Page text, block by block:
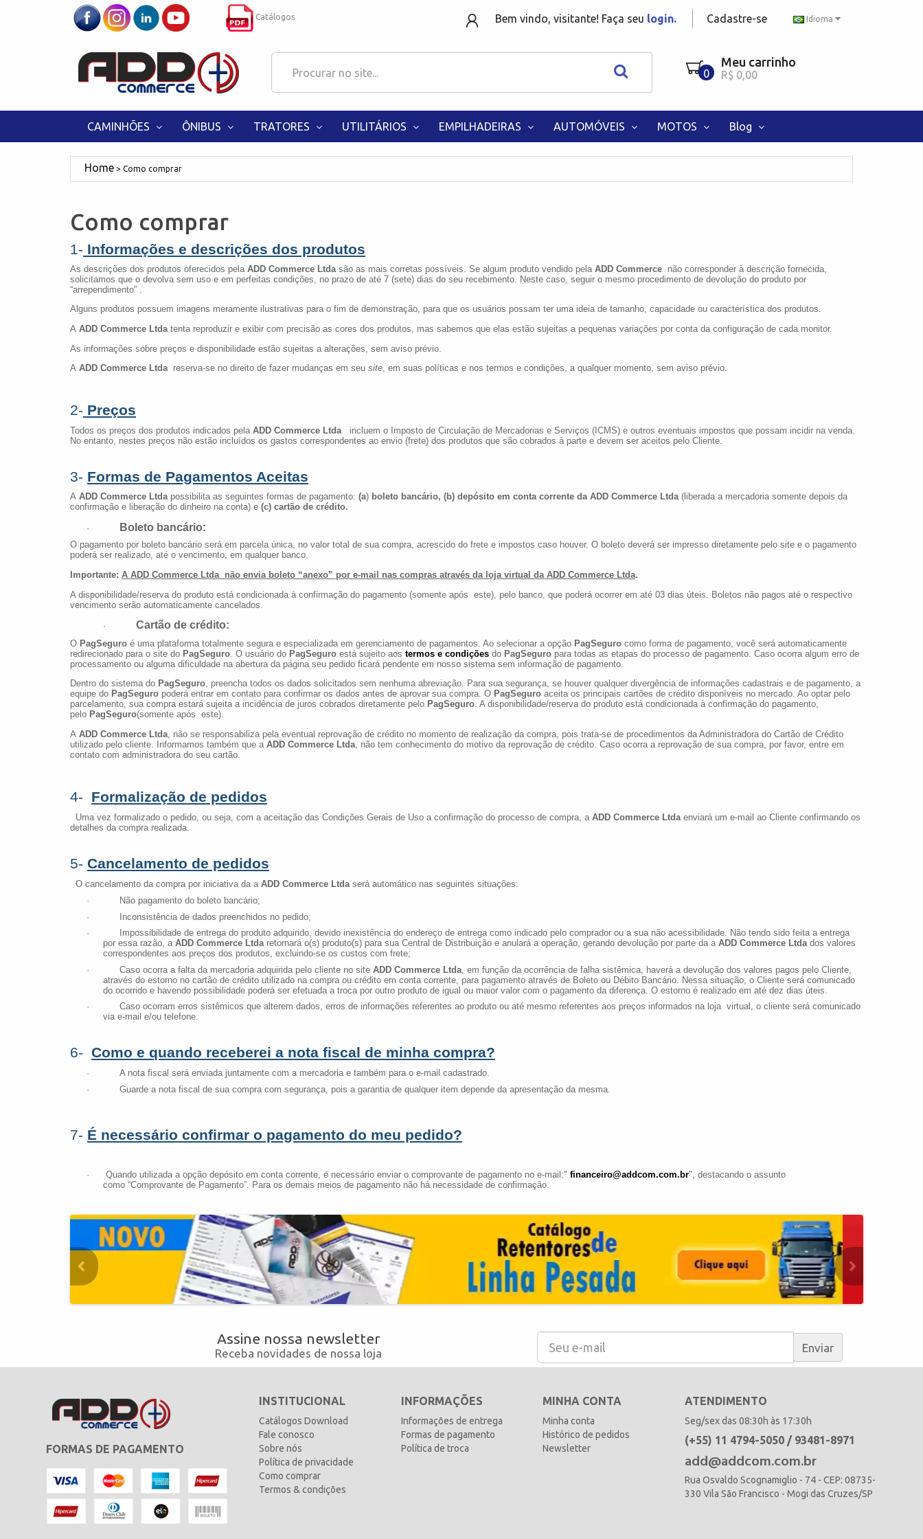
Idioma
Catálogos Bem vindo, visitante! Faça seu login. Cadastre-se
0
Meu carrinho
R$ 0,00
CAMINHÕES ÔNIBUS TRATORES UTILITÁRIOS EMPILHADEIRAS AUTOMÓVEIS MOTOS Blog
Como comprar
Como comprar
1- Informações e descrições dos produtos
As descrições dos produtos oferecidos pela ADD Commerce Ltda são as mais corretas possíveis. Se algum produto vendido pela ADD Commerce não corresponder à descrição fornecida,
solicitamos que o devolva sem uso e em perfeitas condições, no prazo de até 7 (sete) dias do seu recebimento. Neste caso, seguir o mesmo procedimento de devolução do produto por
“arrependimento” .
Alguns produtos possuem imagens meramente ilustrativas para o fim de demonstração, para que os usuários possam ter uma ideia de tamanho, capacidade ou característica dos produtos.
A ADD Commerce Ltda tenta reproduzir e exibir com precisão as cores dos produtos, mas sabemos que elas estão sujeitas a pequenas variações por conta da configuração de cada monitor.
As informações sobre preços e disponibilidade estão sujeitas a alterações, sem aviso prévio.
A ADD Commerce Ltda reserva-se no direito de fazer mudanças em seu site, em suas políticas e nos termos e condições, a qualquer momento, sem aviso prévio.
2- Preços
Todos os preços dos produtos indicados pela ADD Commerce Ltda
incluem o Imposto de Circulação de Mercadorias e Serviços (ICMS) e outros eventuais impostos que possam incidir na venda.
No entanto, nestes preços não estão incluídos os gastos correspondentes ao envio (frete) dos produtos que são cobrados à parte e devem ser aceitos pelo Cliente.
3- Formas de Pagamentos Aceitas
A ADD Commerce Ltdapossibilita as seguintes formas de pagamento: (a) boleto bancário, (b) depósito em conta corrente da ADD Commerce Ltda (liberada a mercadoria somente depois da
confirmação e liberação do dinheiro na conta) e (c) cartão de crédito.
· Boleto bancário:
O pagamento por boleto bancário será em parcela única, no valor total de sua compra, acrescido do frete e impostos caso houver. O boleto deverá ser impresso diretamente pelo site e o pagamento
poderá ser realizado, até o vencimento, em qualquer banco.
Importante: A ADD Commerce Ltda não envia boleto “anexo” por e-mail nas compras através da loja virtual da ADD Commerce Ltda.
A disponibilidade/reserva do produto está condicionada à confirmação do pagamento (somente após este), pelo banco, que poderá ocorrer em até 03 dias úteis. Boletos não pagos até o respectivo
vencimento serão automaticamente cancelados.
· Cartão de crédito:
O PagSeguro é uma plataforma totalmente segura e especializada em gerenciamento de pagamentos. Ao selecionar a opção PagSeguro como forma de pagamento, você será automaticamente
redirecionado para o site do PagSeguro . O usuário do PagSeguro está sujeito aos termos e condições do PagSeguro para todas as etapas do processo de pagamento. Caso ocorra algum erro de
processamento ou alguma dificuldade na abertura da página seu pedido ficará pendente em nosso sistema sem informação de pagamento.
Dentro do sistema do PagSeguro, preencha todos os dados solicitados sem nenhuma abreviação. Para sua segurança, se houver qualquer divergência de informações cadastrais e de pagamento, a
equipe do PagSeguro poderá entrar em contato para confirmar os dados antes de aprovar sua compra. O PagSeguro aceita os principais cartões de crédito disponíveis no mercado. Ao optar pelo
parcelamento, sua compra estará sujeita a incidência de juros cobrados diretamente pelo PagSeguro. A disponibilidade/reserva do produto está condicionada à confirmação do pagamento,
pelo PagSeguro(somente após este).
A ADD Commerce Ltda , não se responsabiliza pela eventual reprovação de crédito no momento de realização da compra, pois trata-se de procedimentos da Administradora do Cartão de Crédito
utilizado pelo cliente. Informamos também que a ADD Commerce Ltda , não tem conhecimento do motivo da reprovação de crédito. Caso ocorra a reprovação de sua compra, por favor, entre em
contato com administradora do seu cartão.
4- Formalização de pedidos
Uma vez formalizado o pedido, ou seja, com a aceitação das Condições Gerais de Uso a confirmação do processo de compra, a ADD Commerce Ltdaenviará um e-mail ao Cliente confirmando os
detalhes da compra realizada.
5- Cancelamento de pedidos
O cancelamento da compra por iniciativa da a ADD Commerce Ltdaserá automático nas seguintes situações:
· Não pagamento do boleto bancário;
· Inconsistência de dados preenchidos no pedido;
· Impossibilidade de entrega do produto adquirido, devido inexistência do endereço de entrega como indicado pelo comprador ou a sua não acessibilidade. Não tendo sido feita a entrega
por essa razão, a ADD Commerce Ltdaretornará o(s) produto(s) para sua Central de Distribuição e anulará a operação, gerando devolução por parte da a ADD Commerce Ltdados valores
correspondentes aos preços dos produtos, excluindo-se os custos com frete;
· Caso ocorra a falta da mercadoria adquirida pelo cliente no site ADD Commerce Ltda , em função da ocorrência de falha sistêmica, haverá a devolução dos valores pagos pelo Cliente,
através do estorno no cartão de crédito utilizado na compra ou crédito em conta corrente, para pagamento através de Boleto ou Débito Bancário. Nessa situação, o Cliente será comunicado
do ocorrido e havendo possibilidade poderá ser efetuada a troca por outro produto de igual ou maior valor com o pagamento da diferença. O estorno é realizado em até dez dias úteis.
· Caso ocorram erros sistêmicos que alterem dados, erros de informações referentes ao produto ou até mesmo referentes aos preços informados na loja virtual, o cliente será comunicado
via e-mail e/ou telefone.
6- Como e quando receberei a nota fiscal de minha compra?
· A nota fiscal será enviada juntamente com a mercadoria e também para o e-mail cadastrado.
· Guarde a nota fiscal de sua compra com segurança, pois a garantia de qualquer item depende da apresentação da mesma.
7- É necessário confirmar o pagamento do meu pedido?
· Quando utilizada a opção depósito em conta corrente, é necessário enviar o comprovante de pagamento no e-mail:" financeiro@addcom.com.br", destacando o assunto
como “Comprovante de Pagamento”. Para os demais meios de pagamento não há necessidade de confirmação.
Assine nossa newsletter
Receba novidades de nossa loja Enviar
FORMAS DE PAGAMENTO
INSTITUCIONAL
Catálogos Download
Fale conosco
Sobre nós
Política de privacidade
Como comprar
Termos & condições
INFORMAÇÕES
Informações de entrega
Formas de pagamento
Política de troca
MINHA CONTA
Minha conta
Histórico de pedidos
Newsletter
ATENDIMENTO
Seg/sex das 08:30h às 17:30h
(+55) 11 4794-5050 / 93481-8971
add@addcom.com.br
Rua Osvaldo Scognamiglio - 74 - CEP: 08735-
330 Vila São Francisco - Mogi das Cruzes/SP